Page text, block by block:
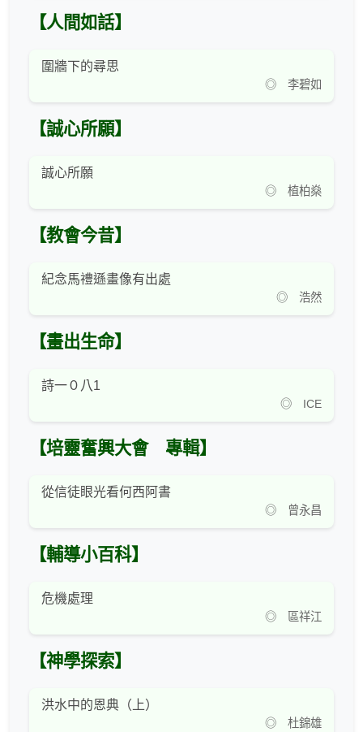
【人間如話】
圍牆下的尋思
◎ 李碧如
【誠心所願】
誠心所願
◎ 植柏燊
【教會今昔】
紀念馬禮遜畫像有出處
◎ 浩然
【畫出生命】
詩一０八1
◎ ICE
【培靈奮興大會 專輯】
從信徒眼光看何西阿書
◎ 曾永昌
【輔導小百科】
危機處理
◎ 區祥江
【神學探索】
洪水中的恩典（上）
◎ 杜錦雄